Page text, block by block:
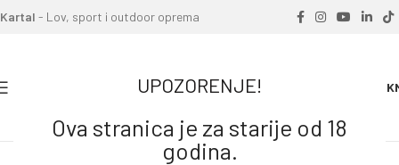
UPOZORENJE!
Ova stranica je za starije od 18
godina.
Kartal - Lov, sport i outdoor oprema
»Proizvodi »Metak pištoljski SB 6.35 Browning FMJ 50gr